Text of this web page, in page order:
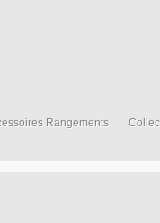
Rangements